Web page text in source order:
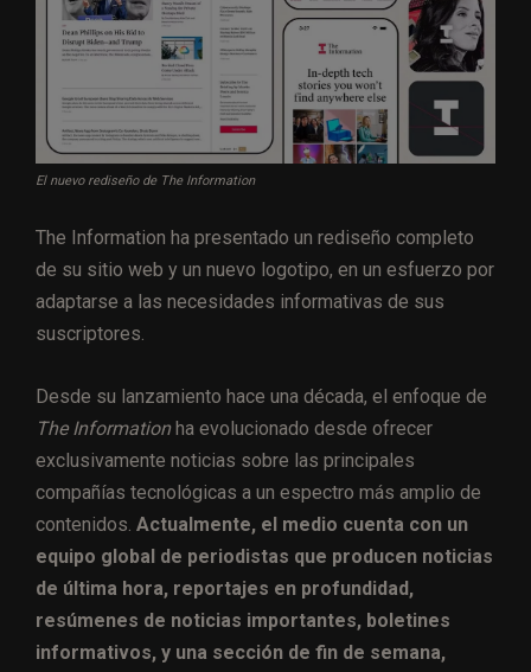
El nuevo rediseño de The Information
The Information ha presentado un rediseño completo
de su sitio web y un nuevo logotipo, en un esfuerzo por
adaptarse a las necesidades informativas de sus
suscriptores.
Desde su lanzamiento hace una década, el enfoque de
The Informationha evolucionado desde ofrecer
exclusivamente noticias sobre las principales
compañías tecnológicas a un espectro más amplio de
contenidos. Actualmente, el medio cuenta con un
equipo global de periodistas que producen noticias
de última hora, reportajes en profundidad,
resúmenes de noticias importantes, boletines
informativos, y una sección de fin de semana,